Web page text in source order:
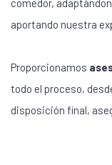
comedor,
aportando nuestra
Proporcionamos
todo el proceso,
disposición final,